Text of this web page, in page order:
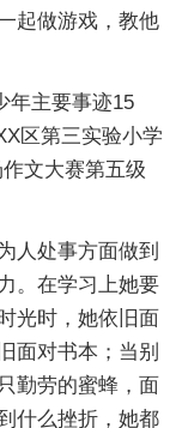
起做游戏，教他
区第三实验小学
文大赛第五级
人处事方面做到
。在学习上她要
光时，她依旧面
面对书本；当别
勤劳的蜜蜂，面
什么挫折，她都
年主要事迹15